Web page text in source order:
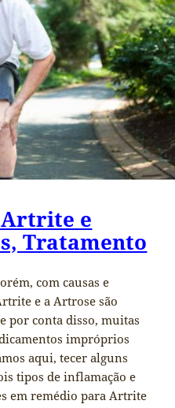
Artrite e
Tratamento
com causas e
e a Artrose são
por conta disso, muitas
impróprios
aqui, tecer alguns
tipos de inflamação e
em remédio para Artrite